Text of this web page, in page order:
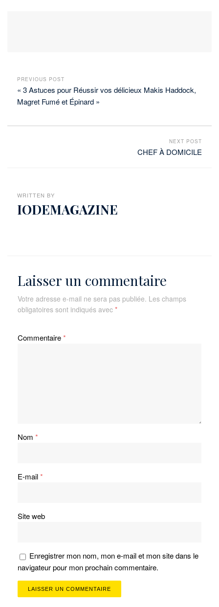
PREVIOUS POST
« 3 Astuces pour Réussir vos délicieux Makis Haddock,
Magret Fumé et Épinard »
NEXT POST
CHEF À DOMICILE
WRITTEN BY
IODEMAGAZINE
Laisser un commentaire
Votre adresse e-mail ne sera pas publiée. Les champs
obligatoires sont indiqués avec *
Commentaire*
Nom *
E-mail*
Site web
Enregistrer mon nom, mon e-mail et mon site dans le
navigateur pour mon prochain commentaire.